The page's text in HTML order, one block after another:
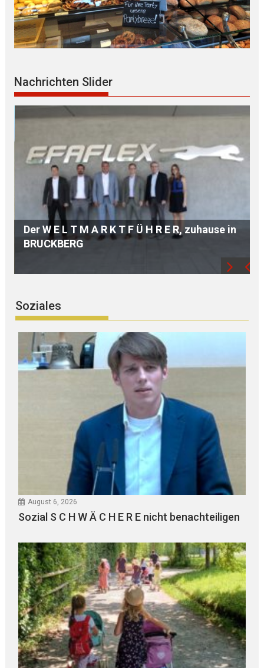
Nachrichten Slider
Hochwertige A U S B I L D U N G dank
modernster TECHNIK
Soziales
August 6, 2026
Sozial S C H W Ä C H E R E nicht benachteiligen